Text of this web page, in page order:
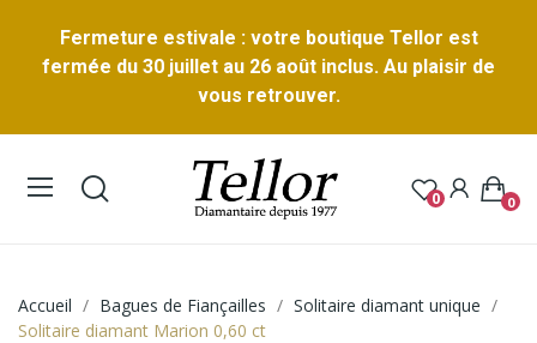
Fermeture estivale : votre boutique Tellor est
fermée du 30 juillet au 26 août inclus. Au plaisir de
vous retrouver.
0 0
Accueil Bagues de Fiançailles
Solitaire diamant unique
Solitaire diamant Marion 0,60 ct